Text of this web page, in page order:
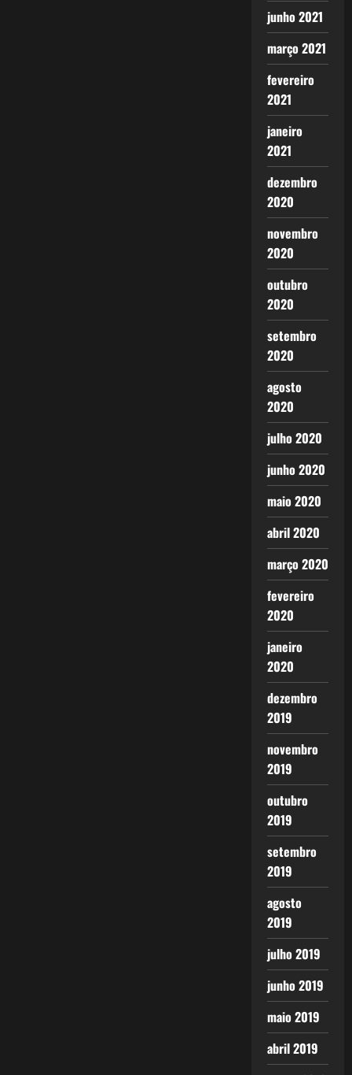
junho 2021
março 2021
fevereiro
2021
janeiro
2021
dezembro
2020
novembro
2020
outubro
2020
setembro
2020
agosto
2020
julho 2020
junho 2020
maio 2020
abril 2020
março 2020
fevereiro
2020
janeiro
2020
dezembro
2019
novembro
2019
outubro
2019
setembro
2019
agosto
2019
julho 2019
junho 2019
maio 2019
abril 2019